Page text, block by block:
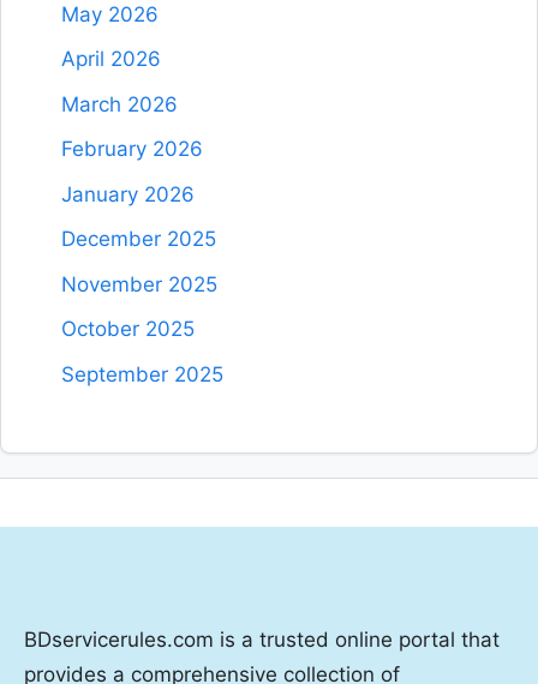
May 2026
April 2026
March 2026
February 2026
January 2026
December 2025
November 2025
October 2025
September 2025
BDservicerules.com is a trusted online portal that
provides a comprehensive collection of